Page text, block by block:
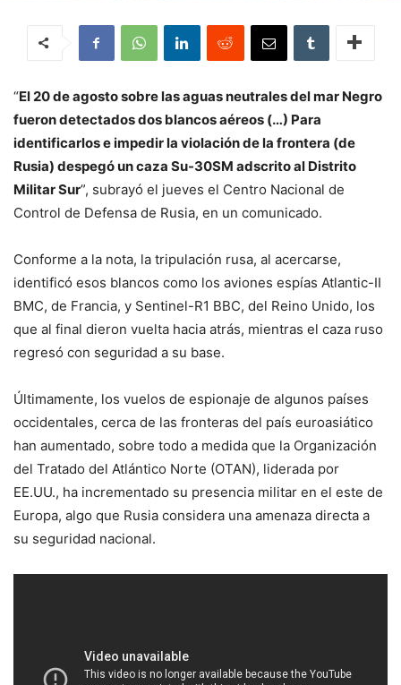
“El 20 de agosto sobre las aguas neutrales del mar Negro
fueron detectados dos blancos aéreos (…) Para
identificarlos e impedir la violación de la frontera (de
Rusia) despegó un caza Su-30SM adscrito al Distrito
Militar Sur”, subrayó el jueves el Centro Nacional de
Control de Defensa de Rusia, en un comunicado.
Conforme a la nota, la tripulación rusa, al acercarse,
identificó esos blancos como los aviones espías Atlantiс-II
ВМС, de Francia, y Sentinel-R1 ВВС, del Reino Unido, los
que al final dieron vuelta hacia atrás, mientras el caza ruso
regresó con seguridad a su base.
Últimamente, los vuelos de espionaje de algunos países
occidentales, cerca de las fronteras del país euroasiático
han aumentado, sobre todo a medida que la Organización
del Tratado del Atlántico Norte (OTAN), liderada por
EE.UU., ha incrementado su presencia militar en el este de
Europa, algo que Rusia considera una amenaza directa a
su seguridad nacional.